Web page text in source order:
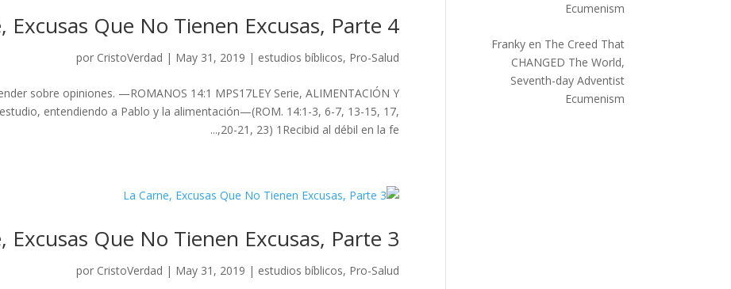
Excusas Que No Tienen Excusas, Parte 4
por CristoVerdad | May 31, 2019 | estudios bíblicos, Pro-Salud
sobre opiniones. —ROMANOS 14:1 MPS17LEY Serie, ALIMENTACIÓN Y
entendiendo a Pablo y la alimentación—(ROM. 14:1-3, 6-7, 13-15, 17,
20-21, 23) 1Recibid al débil en la fe,...
Excusas Que No Tienen Excusas, Parte 3
por CristoVerdad | May 31, 2019 | estudios bíblicos, Pro-Salud
Ecumenism
Frankyen The Creed That
CHANGED The World,
Seventh-day Adventist
Ecumenism